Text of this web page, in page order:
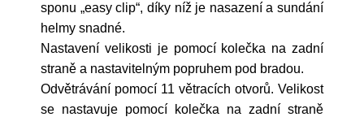
sponu „easy clip“, díky níž je nasazení a sundání
helmy snadné.
Nastavení velikosti je pomocí kolečka na zadní
straně a nastavitelným popruhem pod bradou.
Odvětrávání pomocí 11 větracích otvorů. Velikost
se nastavuje pomocí kolečka na zadní straně